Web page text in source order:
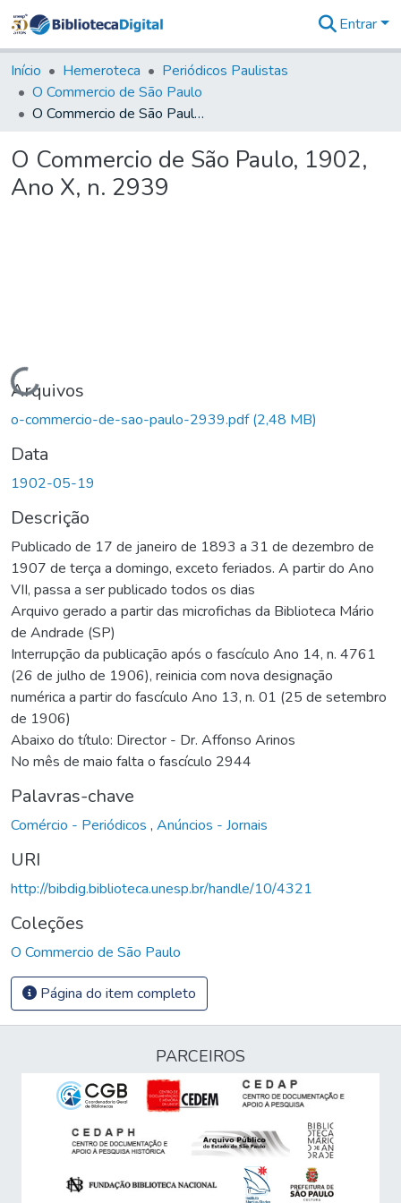
&
Coleções
Tudo na
Biblioteca
Estatísticas
Entrar
Início Hemeroteca
Periódicos Paulistas
O Commercio de São Paulo
O Commercio de São Paulo, 1902, Ano X, n. 2939
O Commercio de São Paulo, 1902,
Ano X, n. 2939
Carregando...
Arquivos
o-commercio-de-sao-paulo-2939.pdf(2,48 MB)
Data
1902-05-19
Descrição
Publicado de 17 de janeiro de 1893 a 31 de dezembro de
1907 de terça a domingo, exceto feriados. A partir do Ano
VII, passa a ser publicado todos os dias
Arquivo gerado a partir das microfichas da Biblioteca Mário
de Andrade (SP)
Interrupção da publicação após o fascículo Ano 14, n. 4761
(26 de julho de 1906), reinicia com nova designação
numérica a partir do fascículo Ano 13, n. 01 (25 de setembro
de 1906)
Abaixo do título: Director - Dr. Affonso Arinos
No mês de maio falta o fascículo 2944
Palavras-chave
Comércio - Periódicos , Anúncios - Jornais
URI
http://bibdig.biblioteca.unesp.br/handle/10/4321
Coleções
O Commercio de São Paulo
Página do item completo
PARCEIROS